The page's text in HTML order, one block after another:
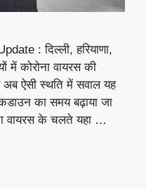
: दिल्ली, हरियाणा,
में कोरोना वायरस की
अब ऐसी स्थति में सवाल यह
का समय बढ़ाया जा
वायरस के चलते यहा …